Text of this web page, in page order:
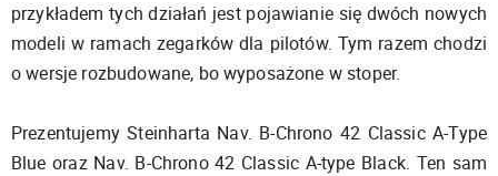
przykładem tych działań jest pojawianie się dwóch nowych
modeli w ramach zegarków dla pilotów. Tym razem chodzi
o wersje rozbudowane, bo wyposażone w stoper.
Prezentujemy Steinharta Nav. B-Chrono 42 Classic A-Type
Blue oraz Nav. B-Chrono 42 Classic A-type Black. Ten sam